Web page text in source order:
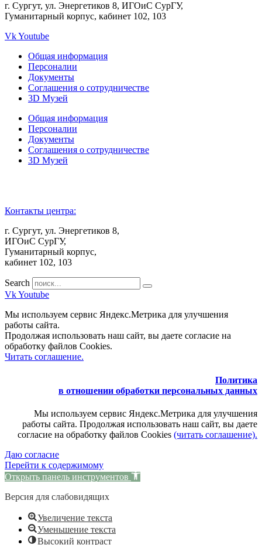
г. Сургут, ул. Энергетиков 8, ИГОиС СурГУ,
Гуманитарный корпус, кабинет 102, 103
VkYoutube
Общая информация
Персоналии
Документы
Соглашения о сотрудничестве
3D Музей
Общая информация
Персоналии
Документы
Соглашения о сотрудничестве
3D Музей
Контакты центра:
г. Сургут, ул. Энергетиков 8,
ИГОиС СурГУ,
Гуманитарный корпус,
кабинет 102, 103
Search
VkYoutube
Мы используем сервис Яндекс.Метрика для улучшения
работы сайта.
Продолжая использовать наш сайт, вы даете согласие на
обработку файлов Cookies.
Читать соглашение.
Политика
в отношении обработки персональных данных
Мы используем сервис Яндекс.Метрика для улучшения
работы сайта. Продолжая использовать наш сайт, вы даете
согласие на обработку файлов Cookies (читать соглашение).
Даю согласие
Перейти к содержимому
Открыть панель инструментов
Версия для слабовидящих
Увеличение текста
Уменьшение текста
Высокий контраст